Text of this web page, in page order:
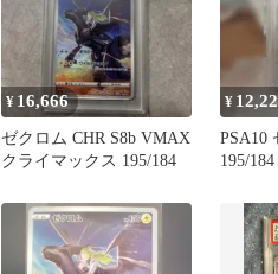
¥ 16,666
ゼクロム CHR S8b VMAX
クライマックス 195/184
¥
PSA10
195/